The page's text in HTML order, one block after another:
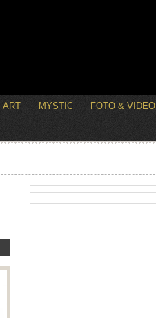
ART MYSTIC FOTO & VIDEO